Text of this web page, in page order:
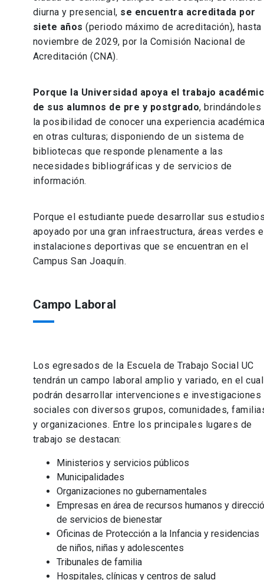
diurna y presencial, se encuentra acreditada por
siete años (periodo máximo de acreditación), hasta
noviembre de 2029, por la Comisión Nacional de
Acreditación (CNA).
Porque la Universidad apoya el trabajo
de sus alumnos de pre y postgrado, brindándoles
la posibilidad de conocer una experiencia
en otras culturas; disponiendo de un sistema de
bibliotecas que responde plenamente a las
necesidades bibliográficas y de servicios de
información.
Porque el estudiante puede desarrollar sus
apoyado por una gran infraestructura, áreas verdes e
instalaciones deportivas que se encuentran en el
Campus San Joaquín.
Campo Laboral
Los egresados de la Escuela de Trabajo Social UC
tendrán un campo laboral amplio y variado, en el cual
podrán desarrollar intervenciones e investigaciones
sociales con diversos grupos, comunidades,
y organizaciones. Entre los principales lugares de
trabajo se destacan:
Ministerios y servicios públicos
Municipalidades
Organizaciones no gubernamentales
Empresas en área de recursos humanos y
de servicios de bienestar
Oficinas de Protección a la Infancia y residencias
de niños, niñas y adolescentes
Tribunales de familia
Hospitales, clínicas y centros de salud